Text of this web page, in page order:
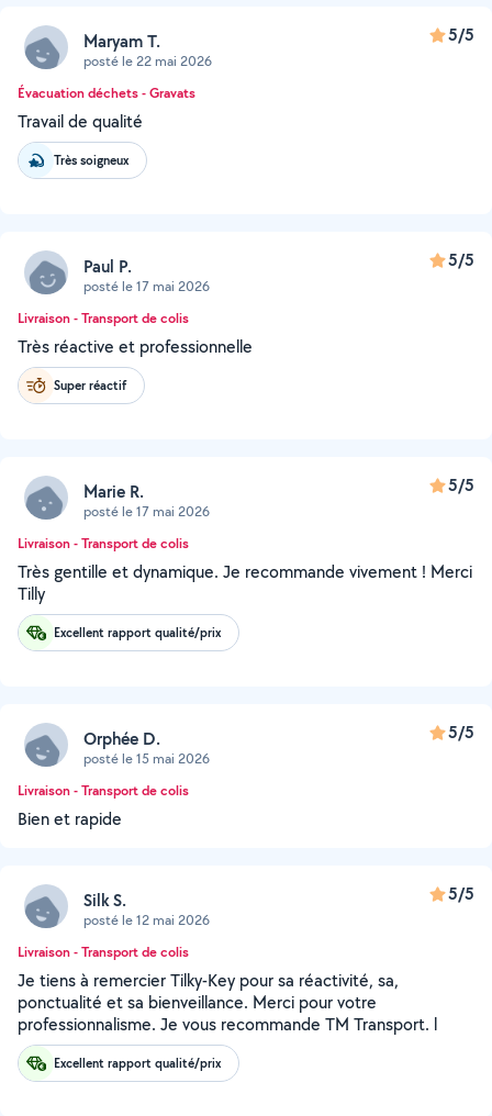
Maryam T.
posté le 22 mai 2026
5/5
Évacuation déchets - Gravats
Travail de qualité
Très soigneux
Paul P.
posté le 17 mai 2026
5/5
Livraison - Transport de colis
Très réactive et professionnelle
Super réactif
Marie R.
posté le 17 mai 2026
5/5
Livraison - Transport de colis
Très gentille et dynamique. Je recommande vivement ! Merci
Tilly
Excellent rapport qualité/prix
Orphée D.
posté le 15 mai 2026
5/5
Livraison - Transport de colis
Bien et rapide
Silk S.
posté le 12 mai 2026
5/5
Livraison - Transport de colis
Je tiens à remercier Tilky-Key pour sa réactivité, sa,
ponctualité et sa bienveillance. Merci pour votre
professionnalisme. Je vous recommande TM Transport. l
Excellent rapport qualité/prix